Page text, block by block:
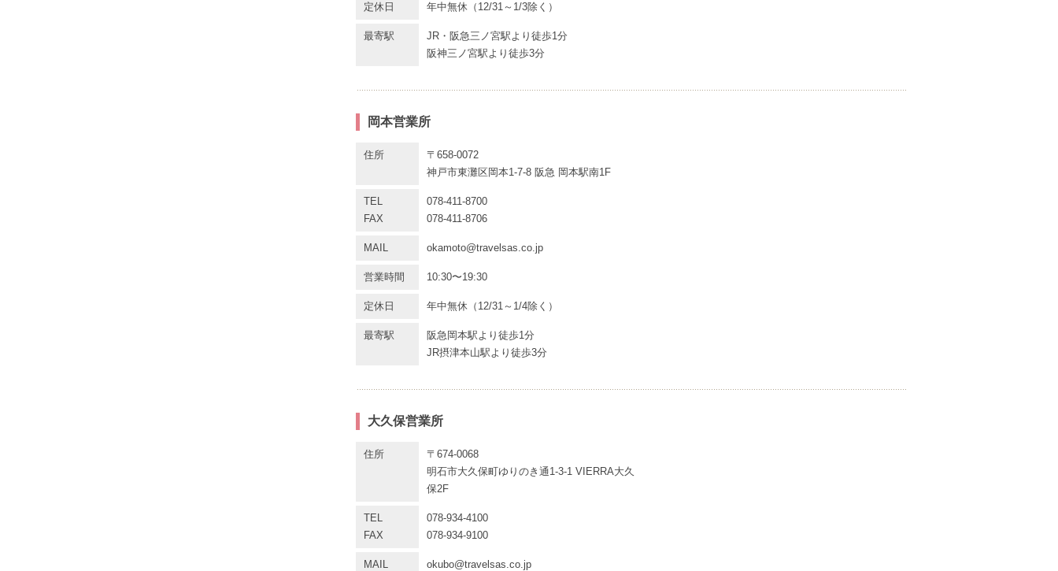
定休日 年中無休（12/31～1/3除く）
最寄駅
JR・阪急三ノ宮駅より徒歩1分
阪神三ノ宮駅より徒歩3分
岡本営業所
住所
〒658-0072
神戸市東灘区岡本1-7-8 阪急 岡本駅南1F
TEL
FAX
078-411-8700
078-411-8706
MAIL okamoto@travelsas.co.jp
営業時間 10:30〜19:30
定休日 年中無休（12/31～1/4除く）
最寄駅
阪急岡本駅より徒歩1分
JR摂津本山駅より徒歩3分
大久保営業所
住所
〒674-0068
明石市大久保町ゆりのき通1-3-1 VIERRA大久
保2F
TEL
FAX
078-934-4100
078-934-9100
MAIL okubo@travelsas.co.jp